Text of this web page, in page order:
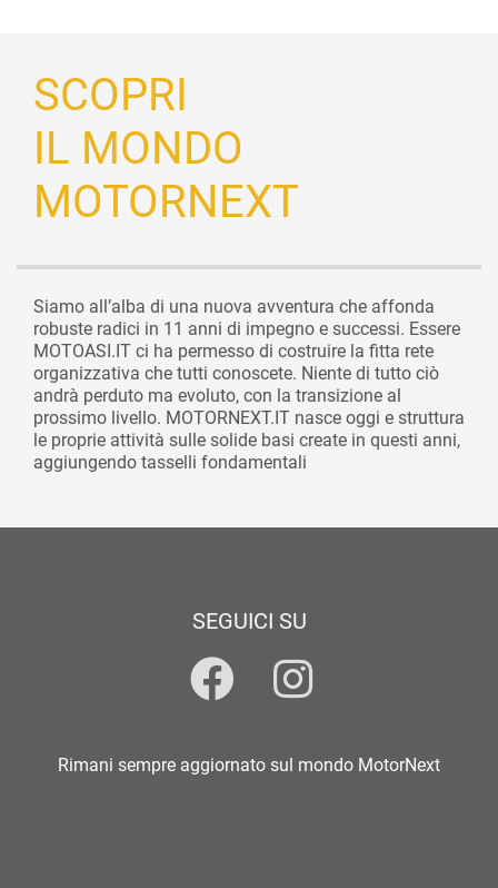
SCOPRI
IL MONDO
MOTORNEXT
Siamo all’alba di una nuova avventura che affonda
robuste radici in 11 anni di impegno e successi. Essere
MOTOASI.IT ci ha permesso di costruire la fitta rete
organizzativa che tutti conoscete. Niente di tutto ciò
andrà perduto ma evoluto, con la transizione al
prossimo livello. MOTORNEXT.IT nasce oggi e struttura
le proprie attività sulle solide basi create in questi anni,
aggiungendo tasselli fondamentali
SEGUICI SU
Rimani sempre aggiornato sul mondo MotorNext